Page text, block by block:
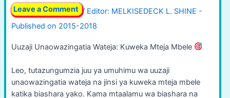
Leave a Comment /
Uuzaji Unaowazingatia Wateja: Kuweka Mteja Mbele
Leo, tutazungumzia juu ya umuhimu wa uuzaji
unaowazingatia wateja na jinsi ya kuweka mteja mbele
katika biashara yako. Kama mtaalamu wa biashara na